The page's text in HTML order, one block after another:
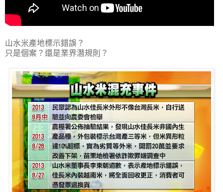
山水米產地標示錯誤？
只是個案？還是業界潛規則？